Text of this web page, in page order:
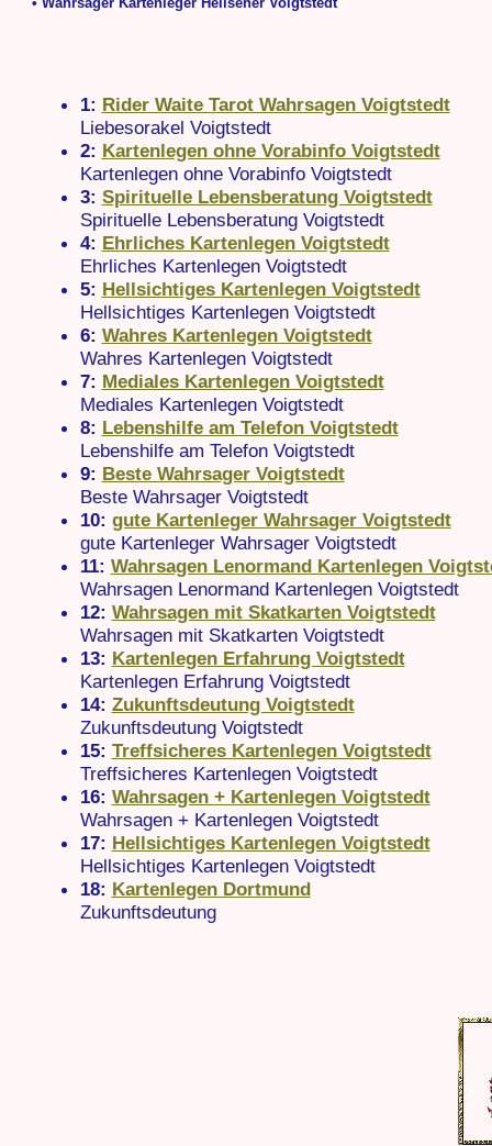
1: Rider Waite Tarot Wahrsagen Voigtstedt
Liebesorakel Voigtstedt
2: Kartenlegen ohne Vorabinfo Voigtstedt
Kartenlegen ohne Vorabinfo Voigtstedt
3: Spirituelle Lebensberatung Voigtstedt
Spirituelle Lebensberatung Voigtstedt
4: Ehrliches Kartenlegen Voigtstedt
Ehrliches Kartenlegen Voigtstedt
5: Hellsichtiges Kartenlegen Voigtstedt
Hellsichtiges Kartenlegen Voigtstedt
6: Wahres Kartenlegen Voigtstedt
Wahres Kartenlegen Voigtstedt
7: Mediales Kartenlegen Voigtstedt
Mediales Kartenlegen Voigtstedt
8: Lebenshilfe am Telefon Voigtstedt
Lebenshilfe am Telefon Voigtstedt
9: Beste Wahrsager Voigtstedt
Beste Wahrsager Voigtstedt
10: gute Kartenleger Wahrsager Voigtstedt
gute Kartenleger Wahrsager Voigtstedt
11: Wahrsagen Lenormand Kartenlegen
Wahrsagen Lenormand Kartenlegen Voigtstedt
12: Wahrsagen mit Skatkarten Voigtstedt
Wahrsagen mit Skatkarten Voigtstedt
13: Kartenlegen Erfahrung Voigtstedt
Kartenlegen Erfahrung Voigtstedt
14: Zukunftsdeutung Voigtstedt
Zukunftsdeutung Voigtstedt
15: Treffsicheres Kartenlegen Voigtstedt
Treffsicheres Kartenlegen Voigtstedt
16: Wahrsagen + Kartenlegen Voigtstedt
Wahrsagen + Kartenlegen Voigtstedt
17: Hellsichtiges Kartenlegen Voigtstedt
Hellsichtiges Kartenlegen Voigtstedt
18: Kartenlegen Dortmund
Zukunftsdeutung